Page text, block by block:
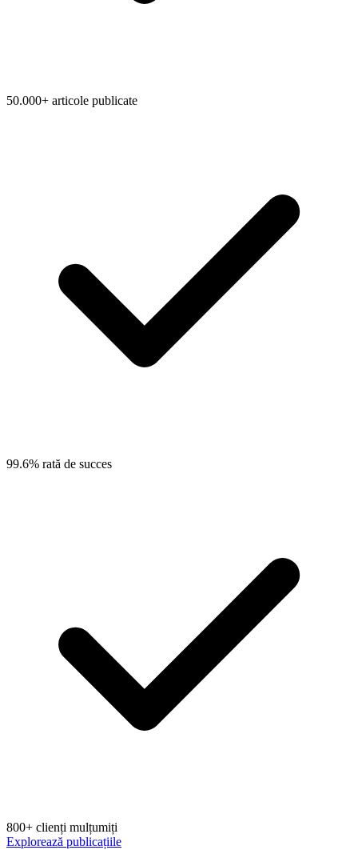
50.000+ articole publicate
99.6% rată de succes
800+ clienți mulțumiți
Explorează publicațiile